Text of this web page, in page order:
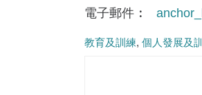
電子郵件
教育及訓練 個人發展及